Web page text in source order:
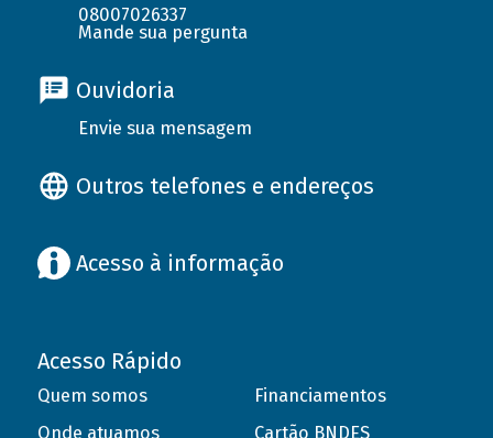
08007026337
Mande sua pergunta
Ouvidoria
Envie sua mensagem
Outros telefones e endereços
Acesso à informação
Acesso Rápido
Quem somos
Onde atuamos
Financiamentos
Cartão BNDES